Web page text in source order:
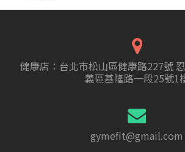
健康店：台北市松山區健康路227號
義區基隆路一段25號1
gymefit@gmail.com